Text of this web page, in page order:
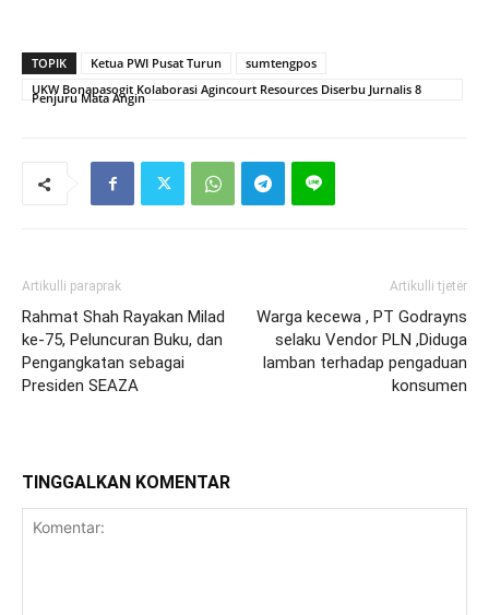
TOPIK Ketua PWI Pusat Turun
sumtengpos
UKW Bonapasogit Kolaborasi Agincourt Resources Diserbu Jurnalis 8
Penjuru Mata Angin
Artikulli paraprak
Rahmat Shah Rayakan Milad
ke-75, Peluncuran Buku, dan
Pengangkatan sebagai
Presiden SEAZA
Artikulli tjetër
Warga kecewa , PT Godrayns
selaku Vendor PLN ,Diduga
lamban terhadap pengaduan
konsumen
TINGGALKAN KOMENTAR